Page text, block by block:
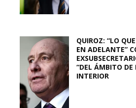
QUIROZ: “LO
EN ADELANTE”
“DEL ÁMBITO DE
INTERIOR